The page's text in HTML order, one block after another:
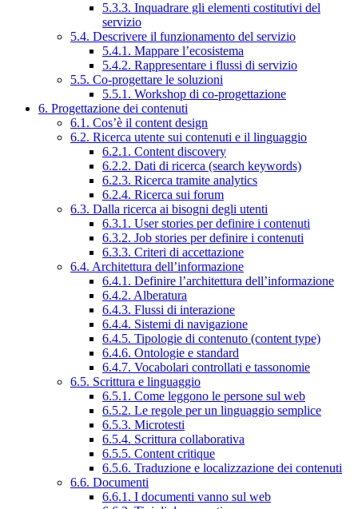
5.3.3. Inquadrare gli elementi costitutivi del
servizio
5.4. Descrivere il funzionamento del servizio
5.4.1. Mappare l’ecosistema
5.4.2. Rappresentare i flussi di servizio
5.5. Co-progettare le soluzioni
5.5.1. Workshop di co-progettazione
6. Progettazione dei contenuti
6.1. Cos’è il content design
6.2. Ricerca utente sui contenuti e il linguaggio
6.2.1. Content discovery
6.2.2. Dati di ricerca (search keywords)
6.2.3. Ricerca tramite analytics
6.2.4. Ricerca sui forum
6.3. Dalla ricerca ai bisogni degli utenti
6.3.1. User stories per definire i contenuti
6.3.2. Job stories per definire i contenuti
6.3.3. Criteri di accettazione
6.4. Architettura dell’informazione
6.4.1. Definire l’architettura dell’informazione
6.4.2. Alberatura
6.4.3. Flussi di interazione
6.4.4. Sistemi di navigazione
6.4.5. Tipologie di contenuto (content type)
6.4.6. Ontologie e standard
6.4.7. Vocabolari controllati e tassonomie
6.5. Scrittura e linguaggio
6.5.1. Come leggono le persone sul web
6.5.2. Le regole per un linguaggio semplice
6.5.3. Microtesti
6.5.4. Scrittura collaborativa
6.5.5. Content critique
6.5.6. Traduzione e localizzazione dei contenuti
6.6. Documenti
6.6.1. I documenti vanno sul web